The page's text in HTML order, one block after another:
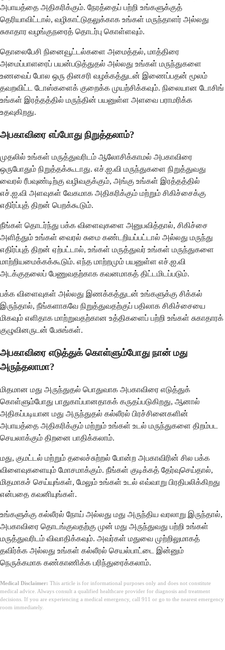
அபாயத்தை அதிகரிக்கும். நேரத்தைப் பற்றி உங்களுக்குத்
தெரியாவிட்டால், வழிகாட்டுதலுக்காக உங்கள் மருந்தாளர் அல்லது
சுகாதார வழங்குநரைத் தொடர்பு கொள்ளவும்.
தொலைபேசி நினைவூட்டல்களை அமைத்தல், மாத்திரை
அமைப்பாளரைப் பயன்படுத்துதல் அல்லது உங்கள் மருந்துகளை
உணவைப் போல ஒரு தினசரி வழக்கத்துடன் இணைப்பதன் மூலம்
தவறவிட்ட டோஸ்களைக் குறைக்க முயற்சிக்கவும். நிலையான டோசிங்
உங்கள் இரத்தத்தில் மருந்தின் பயனுள்ள அளவை பராமரிக்க
உதவுகிறது.
அபகாவிரை எப்போது நிறுத்தலாம்?
முதலில் உங்கள் மருத்துவரிடம் ஆலோசிக்காமல் அபகாவிரை
ஒருபோதும் நிறுத்தக்கூடாது. எச்.ஐ.வி மருந்துகளை நிறுத்துவது
வைரல் ரீபவுண்டிற்கு வழிவகுக்கும், அங்கு உங்கள் இரத்தத்தில்
எச்.ஐ.வி அளவுகள் வேகமாக அதிகரிக்கும் மற்றும் சிகிச்சைக்கு
எதிர்ப்புத் திறன் பெறக்கூடும்.
நீங்கள் தொடர்ந்து பக்க விளைவுகளை அனுபவித்தால், சிகிச்சை
அளித்தும் உங்கள் வைரல் சுமை கண்டறியப்பட்டால் அல்லது மருந்து
எதிர்ப்புத் திறன் ஏற்பட்டால், உங்கள் மருத்துவர் உங்கள் மருந்துகளை
மாற்றியமைக்கக்கூடும். எந்த மாற்றமும் பயனுள்ள எச்.ஐ.வி
அடக்குதலைப் பேணுவதற்காக கவனமாகத் திட்டமிடப்படும்.
பக்க விளைவுகள் அல்லது இணக்கத்துடன் உங்களுக்கு சிக்கல்
இருந்தால், நீங்களாகவே நிறுத்துவதற்குப் பதிலாக சிகிச்சையை
மிகவும் எளிதாக மாற்றுவதற்கான உத்திகளைப் பற்றி உங்கள் சுகாதாரக்
குழுவினருடன் பேசுங்கள்.
அபகாவிரை எடுத்துக் கொள்ளும்போது நான் மது
அருந்தலாமா?
மிதமான மது அருந்துதல் பொதுவாக அபகாவிரை எடுத்துக்
கொள்ளும்போது பாதுகாப்பானதாகக் கருதப்படுகிறது, ஆனால்
அதிகப்படியான மது அருந்துதல் கல்லீரல் பிரச்சினைகளின்
அபாயத்தை அதிகரிக்கும் மற்றும் உங்கள் உடல் மருந்துகளை திறம்பட
செயலாக்கும் திறனை பாதிக்கலாம்.
மது, குமட்டல் மற்றும் தலைச்சுற்றல் போன்ற அபகாவிரின் சில பக்க
விளைவுகளையும் மோசமாக்கும். நீங்கள் குடிக்கத் தேர்வுசெய்தால்,
மிதமாகச் செய்யுங்கள், மேலும் உங்கள் உடல் எவ்வாறு பிரதிபலிக்கிறது
என்பதை கவனியுங்கள்.
உங்களுக்கு கல்லீரல் நோய் அல்லது மது அருந்திய வரலாறு இருந்தால்,
அபகாவிரை தொடங்குவதற்கு முன் மது அருந்துவது பற்றி உங்கள்
மருத்துவரிடம் விவாதிக்கவும். அவர்கள் மதுவை முற்றிலுமாகத்
தவிர்க்க அல்லது உங்கள் கல்லீரல் செயல்பாட்டை இன்னும்
நெருக்கமாக கண்காணிக்க பரிந்துரைக்கலாம்.
Medical Disclaimer: This article is for informational purposes only and does not constitute
medical advice. Always consult a qualified healthcare provider for diagnosis and treatment
decisions. If you are experiencing a medical emergency, call 911 or go to the nearest emergency
room immediately.